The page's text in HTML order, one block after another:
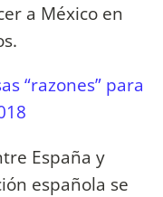
a México en
“razones” para
España y
española se